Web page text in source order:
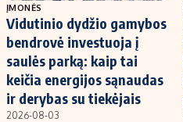
ĮMONĖS
Vidutinio dydžio gamybos
bendrovė investuoja į
saulės parką: kaip tai
keičia energijos sąnaudas
ir derybas su tiekėjais
2026-08-03